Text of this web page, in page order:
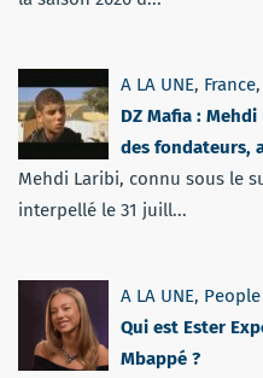
A LA UNE, France,
DZ Mafia :
des fondateurs,
Mehdi Laribi, connu sous le
interpellé le 31 juill...
A LA UNE, People
Qui est Ester
Mbappé ?